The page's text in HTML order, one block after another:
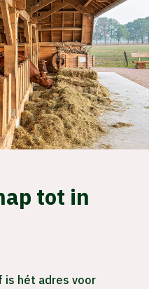
tot in
is hét adres voor